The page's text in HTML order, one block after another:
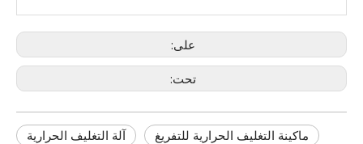
على:
تحت:
آلة التغليف الحرارية
ماكينة التغليف الحرارية للتفريغ